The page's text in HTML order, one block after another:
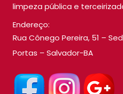
limpeza pública e
Endereço:
Rua Cônego Pereira, 51 –
Portas – Salvador-BA